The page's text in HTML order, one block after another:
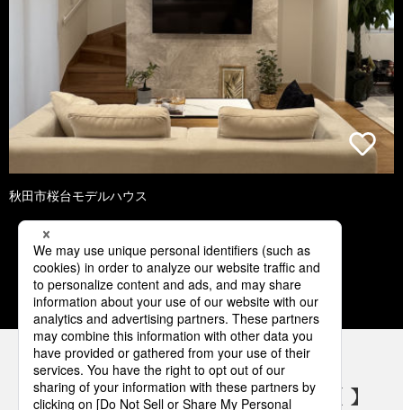
秋田市桜台モデルハウス
1 2 3 4 5
パナソニックの電気設備 SNSアカウント